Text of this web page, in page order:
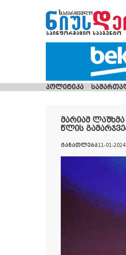
პოლიტიკა
მარიამ
წლის
განათლება11-01-